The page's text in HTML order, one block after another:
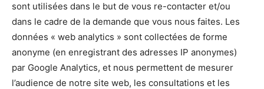
sont utilisées dans le but de vous re-contacter et/ou
dans le cadre de la demande que vous nous faites. Les
données « web analytics » sont collectées de forme
anonyme (en enregistrant des adresses IP anonymes)
par Google Analytics, et nous permettent de mesurer
l’audience de notre site web, les consultations et les